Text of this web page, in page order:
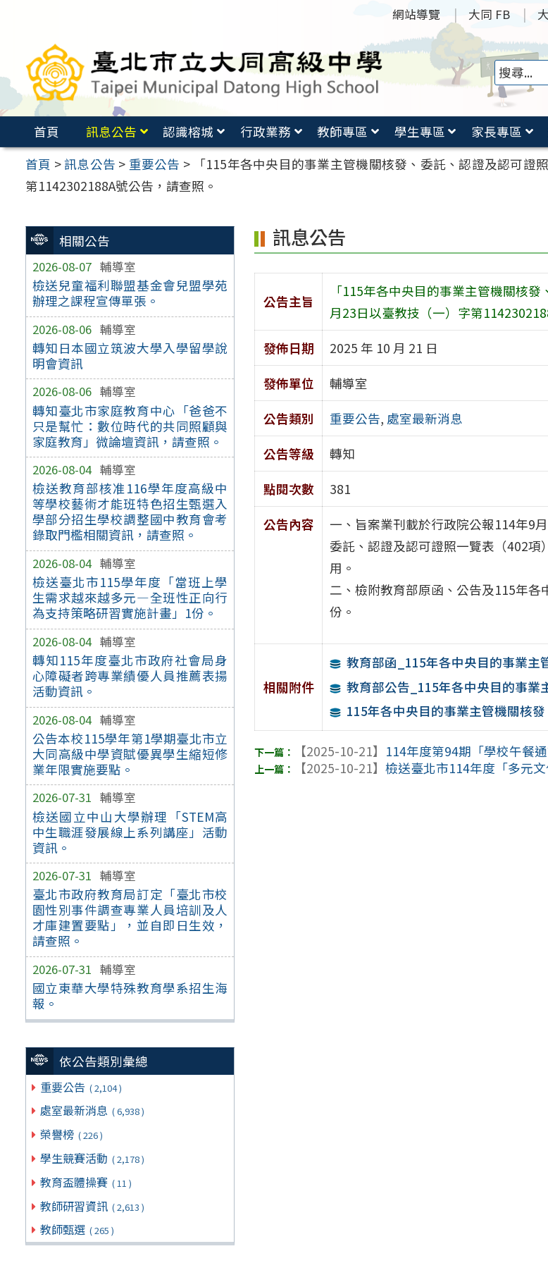
要
容
網站導覽 大同 FB
首頁 訊息公告 認識榕城 行政業務 教師專區 學生專區 家長專區
首頁 >訊息公告 > 重要公告 > 「115年各中央目的事業主管機關核發、委託、認證及認可
第1142302188A號公告，請查照。
相關公告
2026-08-07 輔導室
檢送兒童福利聯盟基金會兒盟學苑
辦理之課程宣傳單張。
2026-08-06 輔導室
轉知日本國立筑波大學入學留學說
明會資訊
2026-08-06 輔導室
轉知臺北市家庭教育中心「爸爸不
只是幫忙：數位時代的共同照顧與
家庭教育」微論壇資訊，請查照。
2026-08-04 輔導室
檢送教育部核准116學年度高級中
等學校藝術才能班特色招生甄選入
學部分招生學校調整國中教育會考
錄取門檻相關資訊，請查照。
2026-08-04 輔導室
檢送臺北市115學年度「當班上學
生需求越來越多元—全班性正向行
為支持策略研習實施計畫」1份。
2026-08-04 輔導室
轉知115年度臺北市政府社會局身
心障礙者跨專業績優人員推薦表揚
活動資訊。
2026-08-04 輔導室
公告本校115學年第1學期臺北市立
大同高級中學資賦優異學生縮短修
業年限實施要點。
2026-07-31 輔導室
檢送國立中山大學辦理「STEM高
中生職涯發展線上系列講座」活動
資訊。
2026-07-31 輔導室
臺北市政府教育局訂定「臺北市校
園性別事件調查專業人員培訓及人
才庫建置要點」，並自即日生效，
請查照。
2026-07-31 輔導室
國立東華大學特殊教育學系招生海
報。
依公告類別彙總
重要公告 ( 2,104 )
處室最新消息 ( 6,938 )
榮譽榜 ( 226 )
學生競賽活動 ( 2,178 )
教育盃體操賽 ( 11 )
教師研習資訊 ( 2,613 )
教師甄選 ( 265 )
訊息公告
公告主旨
「115年各中央目的事業主管機關核
月23日以臺教技（一）字第
發佈日期
2025 年 10 月 21 日
發佈單位
輔導室
公告類別
重要公告, 處室最新消息
公告等級
轉知
點閱次數
381
公告內容
一、旨案業刊載於行政院公報114年9
委託、認證及認可證照一覽表（402
用。
二、檢附教育部原函、公告及115年
份。
相關附件
教育部函_115年各中央目的事業主
教育部公告_115年各中央目的事業
115年各中央目的事業主管機關核
【2025-10-21】 114年度第94期「學校午餐
【2025-10-21】檢送臺北市114年度「多元